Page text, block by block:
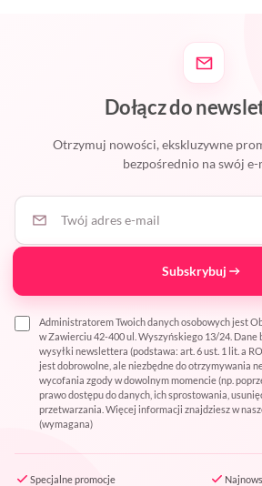
Dołącz do
Otrzymuj nowości, ekskluzywne
bezpośrednio na swój e-
Twój adres e-mail
Subskrybuj
Administratorem Twoich danych osobowych jest
w Zawierciu 42-400 ul. Wyszyńskiego 13/24. Dane
wysyłki newslettera (podstawa: art. 6 ust. 1 lit. a
jest dobrowolne, ale niezbędne do otrzymywania
wycofania zgody w dowolnym momencie (np.
prawo dostępu do danych, ich sprostowania,
przetwarzania. Więcej informacji znajdziesz w
(wymagana)
Specjalne promocje